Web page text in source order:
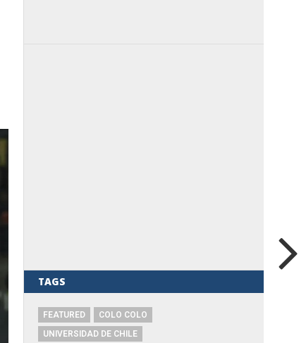
TAGS
FEATURED
COLO COLO
UNIVERSIDAD DE CHILE